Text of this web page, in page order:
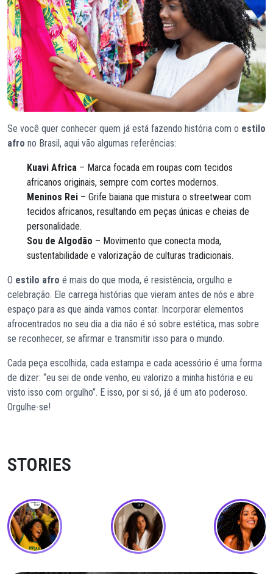
Se você quer conhecer quem já está fazendo história com o estilo
afro no Brasil, aqui vão algumas referências:
Kuavi Africa – Marca focada em roupas com tecidos
africanos originais, sempre com cortes modernos.
Meninos Rei – Grife baiana que mistura o streetwear com
tecidos africanos, resultando em peças únicas e cheias de
personalidade.
Sou de Algodão – Movimento que conecta moda,
sustentabilidade e valorização de culturas tradicionais.
O estilo afro é mais do que moda, é resistência, orgulho e
celebração. Ele carrega histórias que vieram antes de nós e abre
espaço para as que ainda vamos contar. Incorporar elementos
afrocentrados no seu dia a dia não é só sobre estética, mas sobre
se reconhecer, se afirmar e transmitir isso para o mundo.
Cada peça escolhida, cada estampa e cada acessório é uma forma
de dizer: “eu sei de onde venho, eu valorizo a minha história e eu
visto isso com orgulho”. E isso, por si só, já é um ato poderoso.
Orgulhe-se!
STORIES